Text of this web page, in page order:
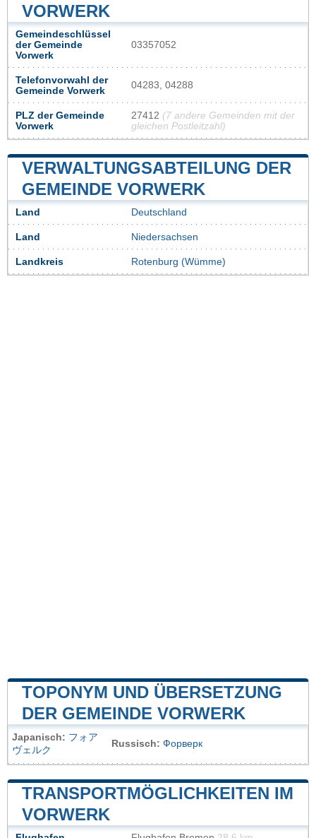
VORWERK
Gemeindeschlüssel
der Gemeinde
Vorwerk
03357052
Telefonvorwahl der
Gemeinde Vorwerk
04283, 04288
PLZ der Gemeinde
Vorwerk
27412 (7 andere Gemeinden mit der
gleichen Postleitzahl)
VERWALTUNGSABTEILUNG DER
GEMEINDE VORWERK
Land Deutschland
Land Niedersachsen
Landkreis Rotenburg (Wümme)
TOPONYM UND ÜBERSETZUNG
DER GEMEINDE VORWERK
Japanisch: フォア
ヴェルク
Russisch: Форверк
TRANSPORTMÖGLICHKEITEN IM
VORWERK